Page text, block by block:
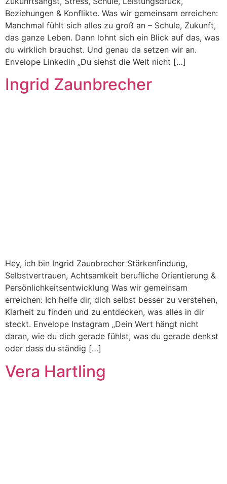
Beziehungen & Konflikte. Was wir gemeinsam erreichen:
Manchmal fühlt sich alles zu groß an – Schule, Zukunft,
das ganze Leben. Dann lohnt sich ein Blick auf das, was
du wirklich brauchst. Und genau da setzen wir an.
Envelope Linkedin „Du siehst die Welt nicht […]
Ingrid Zaunbrecher
Hey, ich bin Ingrid Zaunbrecher Stärkenfindung,
Selbstvertrauen, Achtsamkeit berufliche Orientierung &
Persönlichkeitsentwicklung Was wir gemeinsam
erreichen: Ich helfe dir, dich selbst besser zu verstehen,
Klarheit zu finden und zu entdecken, was alles in dir
steckt. Envelope Instagram „Dein Wert hängt nicht
daran, wie du dich gerade fühlst, was du gerade denkst
oder dass du ständig […]
Vera Hartling